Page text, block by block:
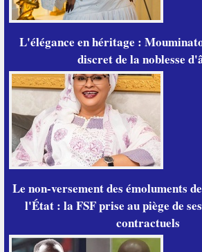
L'élégance en héritage :
discret de la noblesse
Le non-versement des émoluments
l'État : la FSF prise au piège de
contractuels